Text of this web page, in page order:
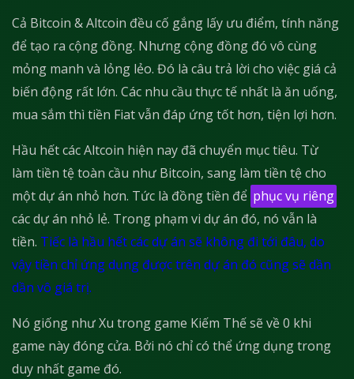
Cả Bitcoin & Altcoin đều cố gắng lấy ưu điểm, tính năng
để tạo ra cộng đồng. Nhưng cộng đồng đó vô cùng
mỏng manh và lỏng lẻo. Đó là câu trả lời cho việc giá cả
biến động rất lớn. Các nhu cầu thực tế nhất là ăn uống,
mua sắm thì tiền Fiat vẫn đáp ứng tốt hơn, tiện lợi hơn.
Hầu hết các Altcoin hiện nay đã chuyển mục tiêu. Từ
làm tiền tệ toàn cầu như Bitcoin, sang làm tiền tệ cho
một dự án nhỏ hơn. Tức là đồng tiền để phục vụ riêng
các dự án nhỏ lẻ. Trong phạm vi dự án đó, nó vẫn là
tiền. Tiếc là hầu hết các dự án sẽ không đi tới đâu, do
vậy tiền chỉ ứng dụng được trên dự án đó cũng sẽ dần
dần vô giá trị.
Nó giống như Xu trong game Kiếm Thế sẽ về 0 khi
game này đóng cửa. Bởi nó chỉ có thể ứng dụng trong
duy nhất game đó.